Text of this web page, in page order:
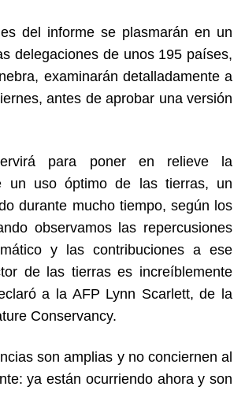
del informe se plasmarán en un
delegaciones de unos 195 países,
examinarán detalladamente a
antes de aprobar una versión
para poner en relieve la
un uso óptimo de las tierras, un
durante mucho tiempo, según los
observamos las repercusiones
y las contribuciones a ese
de las tierras es increíblemente
a la AFP Lynn Scarlett, de la
Conservancy.
son amplias y no conciernen al
ya están ocurriendo ahora y son